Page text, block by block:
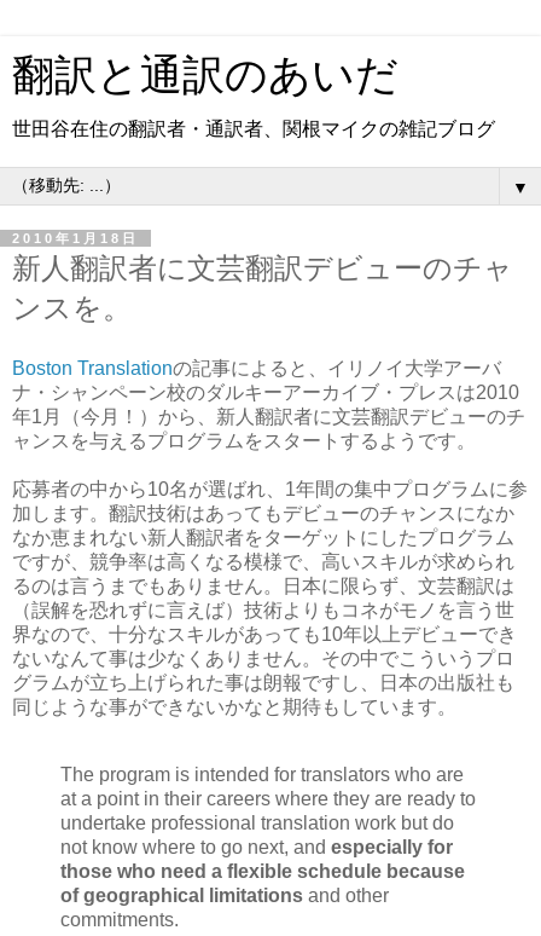
翻訳と通訳のあいだ
世田谷在住の翻訳者・通訳者、関根マイクの雑記ブログ
▼
2010年1月18日
新人翻訳者に文芸翻訳デビューのチャ
ンスを。
Boston Translationの記事によると、イリノイ大学アーバ
ナ・シャンペーン校のダルキーアーカイブ・プレスは2010
年1月（今月！）から、新人翻訳者に文芸翻訳デビューのチ
ャンスを与えるプログラムをスタートするようです。
応募者の中から10名が選ばれ、1年間の集中プログラムに参
加します。翻訳技術はあってもデビューのチャンスになか
なか恵まれない新人翻訳者をターゲットにしたプログラム
ですが、競争率は高くなる模様で、高いスキルが求められ
るのは言うまでもありません。日本に限らず、文芸翻訳は
（誤解を恐れずに言えば）技術よりもコネがモノを言う世
界なので、十分なスキルがあっても10年以上デビューでき
ないなんて事は少なくありません。その中でこういうプロ
グラムが立ち上げられた事は朗報ですし、日本の出版社も
同じような事ができないかなと期待もしています。
The program is intended for translators who are
at a point in their careers where they are ready to
undertake professional translation work but do
not know where to go next, and especially for
those who need a flexible schedule because
of geographical limitations and other
commitments.